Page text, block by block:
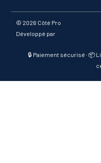
© 2026 Côté Pro
Développé par
🔒 Paiement sécurisé · 📦